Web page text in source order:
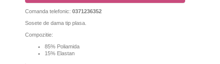
Comanda telefonic: 0371236352
Sosete de dama tip plasa.
Compozitie:
85% Poliamida
15% Elastan